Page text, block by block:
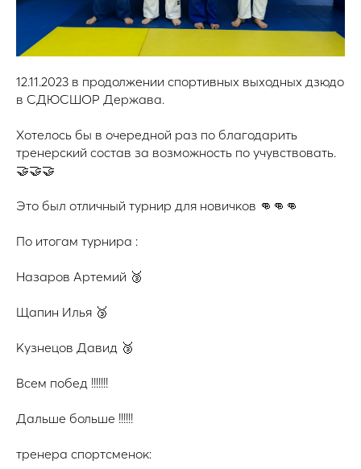
12.11.2023 в продолжении спортивных выходных дзюдо
в СДЮСШОР Держава.
Хотелось бы в очередной раз по благодарить
тренерский состав за возможность по учувствовать.
🤝🤝🤝
Это был отличный турнир для новичков 👊👊👊
По итогам турнира :
Назаров Артемий 🥉
Щапин Илья 🥉
Кузнецов Давид 🥉
Всем побед !!!!!!!
Дальше больше !!!!!!
тренера спортсменок: